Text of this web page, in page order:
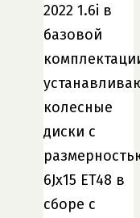
2022 1.6i в
базовой
колесные
диски с
6Jx15 ET48 в
сборе с